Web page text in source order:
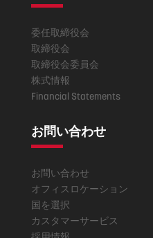
委任取締役会
取締役会
取締役会委員会
株式情報
Financial Statements
お問い合わせ
お問い合わせ
オフィスロケーション
国を選択
カスタマーサービス